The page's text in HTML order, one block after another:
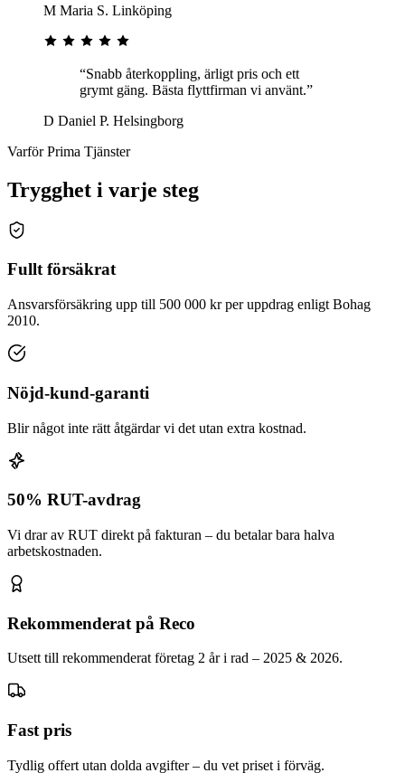
M Maria S. Linköping
“Snabb återkoppling, ärligt pris och ett
grymt gäng. Bästa flyttfirman vi använt.”
D Daniel P. Helsingborg
Varför Prima Tjänster
Trygghet i varje steg
Fullt försäkrat
Ansvarsförsäkring upp till 500 000 kr per uppdrag enligt Bohag
2010.
Nöjd-kund-garanti
Blir något inte rätt åtgärdar vi det utan extra kostnad.
50% RUT-avdrag
Vi drar av RUT direkt på fakturan – du betalar bara halva
arbetskostnaden.
Rekommenderat på Reco
Utsett till rekommenderat företag 2 år i rad – 2025 & 2026.
Fast pris
Tydlig offert utan dolda avgifter – du vet priset i förväg.